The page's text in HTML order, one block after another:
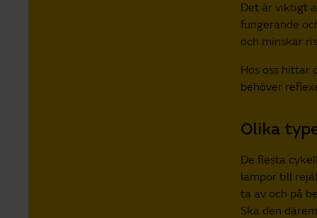
Det är viktigt
fungerande
och minskar
Hos oss hittar
behöver
Olika
De flesta
lampor till
ta av och på
Ska den